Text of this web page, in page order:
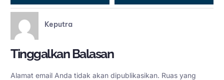
Keputra
Tinggalkan Balasan
Alamat email Anda tidak akan dipublikasikan. Ruas yang